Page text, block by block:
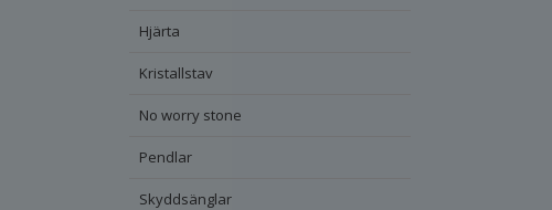
Hjärta
Kristallstav
No worry stone
Pendlar
Skyddsänglar